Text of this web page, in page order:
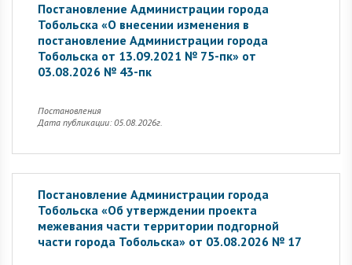
Постановление Администрации города
Тобольска «О внесении изменения в
постановление Администрации города
Тобольска от 13.09.2021 № 75-пк» от
03.08.2026 № 43-пк
Постановления
Дата публикации: 05.08.2026г.
Постановление Администрации города
Тобольска «Об утверждении проекта
межевания части территории подгорной
части города Тобольска» от 03.08.2026 № 17